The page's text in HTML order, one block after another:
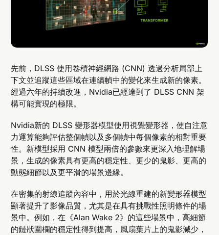
先前，DLSS 使用卷積神經網路 (CNN) 透過分析局部上
下文並追蹤這些區域在連續幀中的變化來生成新的像素。
經過六年的持續改進，Nvidia已經達到了 DLSS CNN 架
構可能實現的極限。
Nvidia新的 DLSS 變形器模型使用視覺變形器，使自注意
力運算能夠評估整個幀以及多個幀中每個像素的相對重要
性。新模型採用 CNN 模型兩倍的參數來更深入地理解場
景，生成的像素具有更高的穩定性、更少的鬼影、更高的
動態細節以及更平滑的場景邊緣。
在密集的射線追蹤內容中，用於光線重建的新變形器模型
顯著提升了影像品質，尤其是在具有挑戰性照明條件的場
景中。例如，在《Alan Wake 2》的這些場景中，高細節
的鏈狀圍欄的穩定性得到提高，風扇葉片上的鬼影減少，